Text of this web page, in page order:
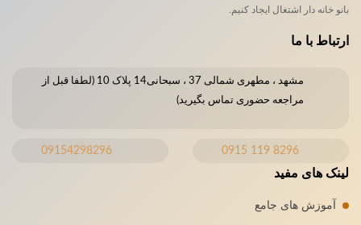
بانو خانه دار اشتغال ایجاد کنیم.
ارتباط با ما
مشهد ، مطهری شمالی 37 ، سبحانی14 پلاک 10 (لطفا قبل از
مراجعه حضوری تماس بگیرید)
8296 119 0915
09154298296
لینک های مفید
آموزش های جامع